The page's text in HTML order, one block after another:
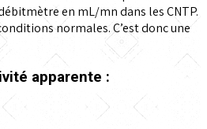
en mL/mn dans les CNTP.
normales. C’est donc une
apparente :